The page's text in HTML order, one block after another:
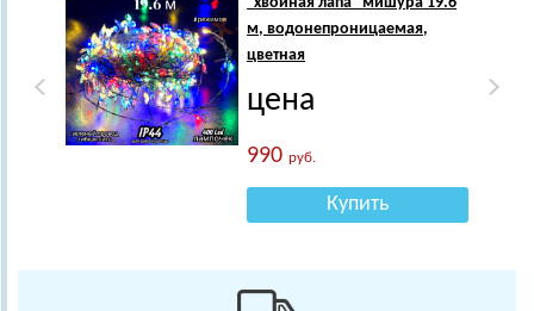
м, водонепроницаемая,
цветная
цена
990руб.
Купить